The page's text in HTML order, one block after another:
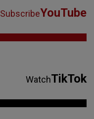
SubscribeYouTube
WatchTikTok